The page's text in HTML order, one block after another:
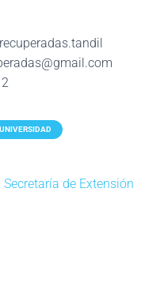
UNIVERSIDAD
Secretaría de Extensión